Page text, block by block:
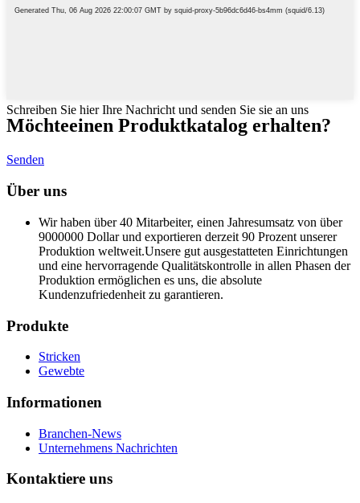
Schreiben Sie hier Ihre Nachricht und senden Sie sie an uns
Möchteeinen Produktkatalog erhalten?
Senden
Über uns
Wir haben über 40 Mitarbeiter, einen Jahresumsatz von über
9000000 Dollar und exportieren derzeit 90 Prozent unserer
Produktion weltweit.Unsere gut ausgestatteten Einrichtungen
und eine hervorragende Qualitätskontrolle in allen Phasen der
Produktion ermöglichen es uns, die absolute
Kundenzufriedenheit zu garantieren.
Produkte
Stricken
Gewebte
Informationen
Branchen-News
Unternehmens Nachrichten
Kontaktiere uns